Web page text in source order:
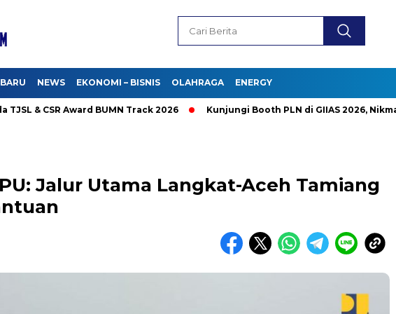
NEWS EKONOMI – BISNIS OLAHRAGA ENERGY
CSR Award BUMN Track 2026 Kunjungi Booth PLN di GIIAS 2026, Nikmati
Jalur Utama Langkat-Aceh Tamiang